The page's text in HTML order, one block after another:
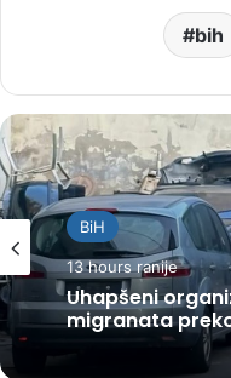
bih
BiH
13 hours ranije
Uhapšeni
migranata